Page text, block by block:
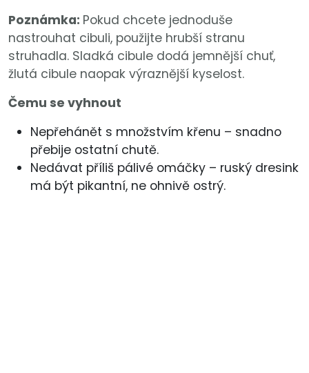
Poznámka: Pokud chcete jednoduše
nastrouhat cibuli, použijte hrubší stranu
struhadla. Sladká cibule dodá jemnější chuť,
žlutá cibule naopak výraznější kyselost.
Čemu se vyhnout
Nepřehánět s množstvím křenu – snadno
přebije ostatní chutě.
Nedávat příliš pálivé omáčky – ruský dresink
má být pikantní, ne ohnivě ostrý.